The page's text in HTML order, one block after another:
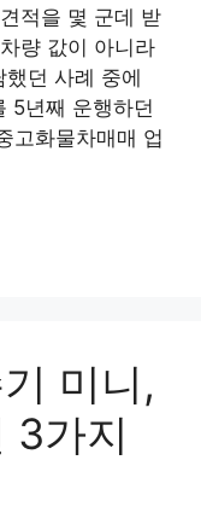
적을 몇 군데 받
량 값이 아니라
했던 사례 중에
5년째 운행하던
고화물차매매 업
미니,
3가지